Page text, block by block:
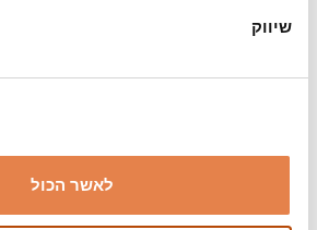
שיווק
לאשר הכול